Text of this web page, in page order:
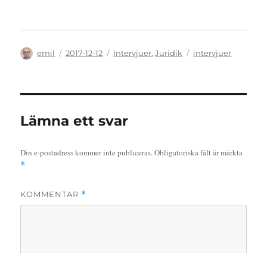
Författare
emil
Publicerat
2017-12-12 Kategorier
Intervjuer,Juridik Etiketter
intervjuer
Lämna ett svar
Din e-postadress kommer inte publiceras.Obligatoriska fält är märkta
*
KOMMENTAR *